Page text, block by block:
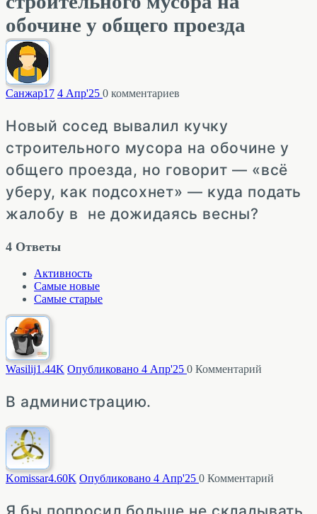
обочине у общего проезда
Санжар17 4 Апр'25 0 комментариев
Новый сосед вывалил кучку
строительного мусора на обочине у
общего проезда, но говорит — «всё
уберу, как подсохнет» — куда подать
жалобу в не дожидаясь весны?
4 Ответы
Активность
Самые новые
Самые старые
Wasilij1.44K Опубликовано 4 Апр'25 0 Комментарий
В администрацию.
Komissar4.60K Опубликовано 4 Апр'25 0 Комментарий